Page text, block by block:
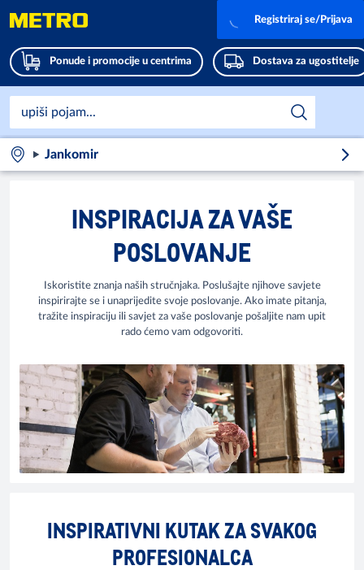
Ponude i promocije u centrima Dostava za ugostitelje
Registriraj se/Prijava
Jankomir
INSPIRACIJA ZA VAŠE
POSLOVANJE
Iskoristite znanja naših stručnjaka. Poslušajte njihove savjete
inspirirajte se i unaprijedite svoje poslovanje. Ako imate pitanja,
tražite inspiraciju ili savjet za vaše poslovanje pošaljite nam upit
rado ćemo vam odgovoriti.
INSPIRATIVNI KUTAK ZA SVAKOG
PROFESIONALCA